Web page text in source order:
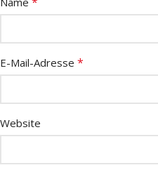
E-Mail-Adresse *
Website